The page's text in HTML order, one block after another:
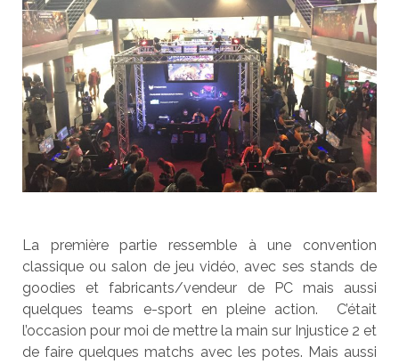
La première partie ressemble à une convention
classique ou salon de jeu vidéo, avec ses stands de
goodies et fabricants/vendeur de PC mais aussi
quelques teams e-sport en pleine action. C’était
l’occasion pour moi de mettre la main sur Injustice 2 et
de faire quelques matchs avec les potes. Mais aussi